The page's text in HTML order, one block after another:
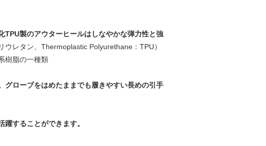
TPU製のアウターヒールはしなやかな弾力性と強
レタン、Thermoplastic Polyurethane：TPU）
樹脂の一種類
グローブをはめたままでも履きやすい長めの引手
することができます。